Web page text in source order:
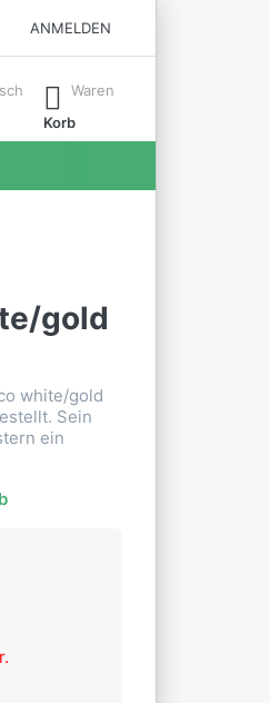
ANMELDEN
Sie die Eingabetaste, um
Waren
Korb
gold
white/gold
Sein
ein